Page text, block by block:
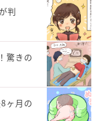
判
驚きの
ヶ月の